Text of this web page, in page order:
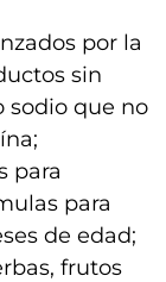
por la
sin
sodio que no
para
para
de edad;
frutos